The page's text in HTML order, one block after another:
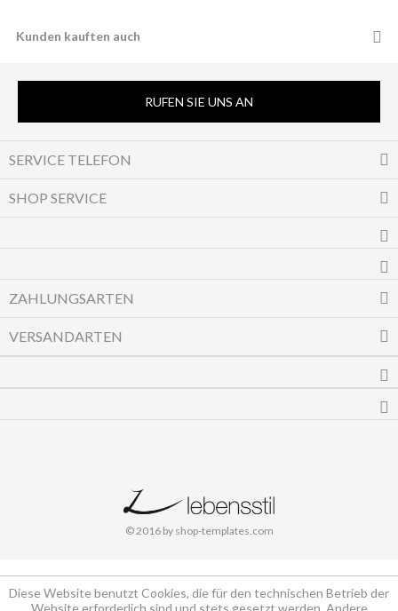
Kunden kauften auch
RUFEN SIE UNS AN
SERVICE TELEFON
SHOP SERVICE
ZAHLUNGSARTEN
VERSANDARTEN
© 2016 by shop-templates.com
Diese Website benutzt Cookies, die für den technischen Betrieb der
Website erforderlich sind und stets gesetzt werden. Andere